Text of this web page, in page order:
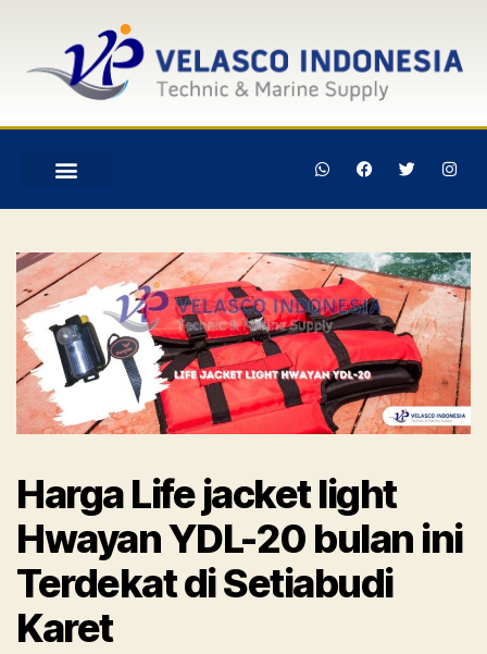
Harga Life jacket light
Hwayan YDL-20 bulan ini
Terdekat di Setiabudi
Karet